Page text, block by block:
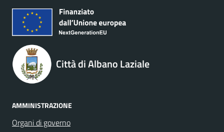
Città di Albano Laziale
AMMINISTRAZIONE
Organi di governo